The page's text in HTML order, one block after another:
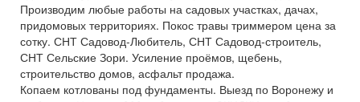
Производим любые работы на садовых участках, дачах,
придомовых территориях. Покос травы триммером цена за
сотку. СНТ Садовод-Любитель, СНТ Садовод-строитель,
СНТ Сельские Зори. Усиление проёмов, щебень,
строительство домов, асфальт продажа.
Копаем котлованы под фундаменты. Выезд по Воронежу и